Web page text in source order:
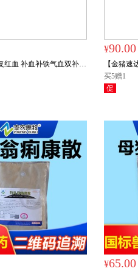
红血 补血补铁气血双补
可拌料
¥90.00
【金猪
母猪营养
买5赠1
促
¥65.00